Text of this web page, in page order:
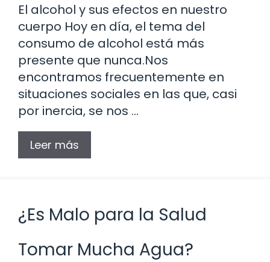
El alcohol y sus efectos en nuestro
cuerpo Hoy en día, el tema del
consumo de alcohol está más
presente que nunca.Nos
encontramos frecuentemente en
situaciones sociales en las que, casi
por inercia, se nos …
Leer más
¿Es Malo para la Salud
Tomar Mucha Agua?